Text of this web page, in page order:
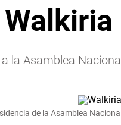
la Asamblea
de la Asamblea Nacional